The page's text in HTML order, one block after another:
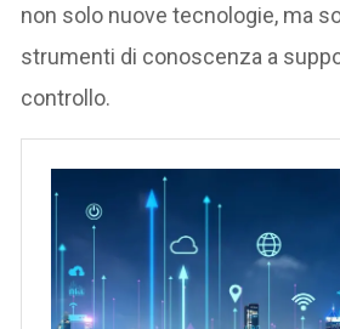
non solo nuove tecnologie, ma
strumenti di conoscenza a
controllo.